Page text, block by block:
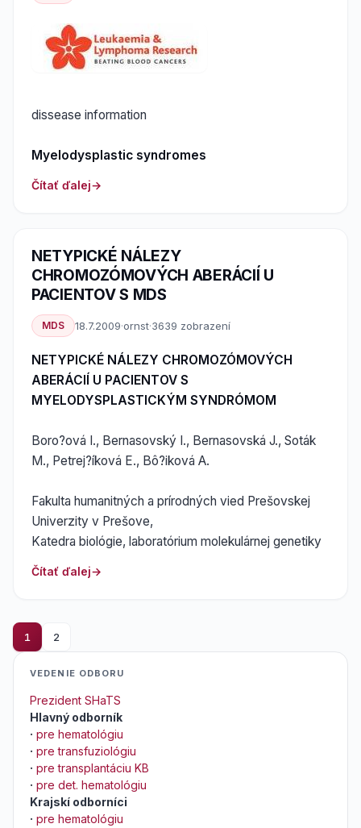
dissease information
Myelodysplastic syndromes
Čítať ďalej
NETYPICKÉ NÁLEZY
CHROMOZÓMOVÝCH ABERÁCIÍ U
PACIENTOV S MDS
MDS 18.7.2009·ornst·3639 zobrazení
NETYPICKÉ NÁLEZY CHROMOZÓMOVÝCH
ABERÁCIÍ U PACIENTOV S
MYELODYSPLASTICKÝM SYNDRÓMOM
Boro?ová I., Bernasovský I., Bernasovská J., Soták
M., Petrej?íková E., Bô?iková A.
Fakulta humanitných a prírodných vied Prešovskej
Univerzity v Prešove,
Katedra biológie, laboratórium molekulárnej genetiky
Čítať ďalej
1 2
VEDENIE ODBORU
Prezident SHaTS
Hlavný odborník
· pre hematológiu
· pre transfuziológiu
· pre transplantáciu KB
· pre det. hematológiu
Krajskí odborníci
· pre hematológiu